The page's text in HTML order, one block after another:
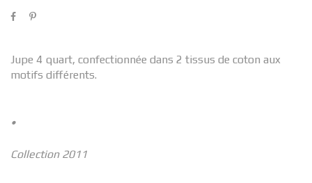
Jupe 4 quart, confectionnée dans 2 tissus de coton aux
motifs différents.
•
Collection 2011